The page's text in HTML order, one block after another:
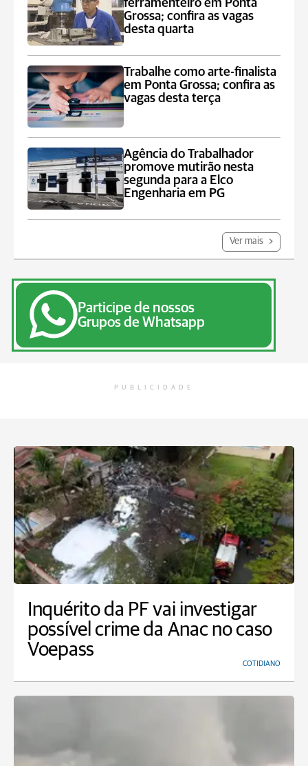
ferramenteiro em Ponta
Grossa; confira as vagas
desta quarta
Trabalhe como arte-finalista
em Ponta Grossa; confira as
vagas desta terça
Agência do Trabalhador
promove mutirão nesta
segunda para a Elco
Engenharia em PG
Ver mais
Participe de nossos
Grupos de Whatsapp
PUBLICIDADE
Inquérito da PF vai investigar
possível crime da Anac no caso
Voepass
COTIDIANO